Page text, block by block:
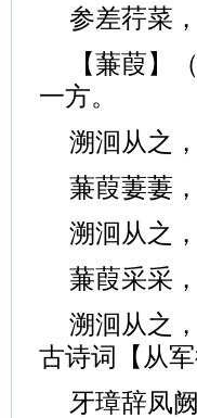
参差荇菜
【蒹葭】
一方。
溯洄从之
蒹葭萋萋
溯洄从之
蒹葭采采
溯洄从之
古诗词【从
牙璋辞凤